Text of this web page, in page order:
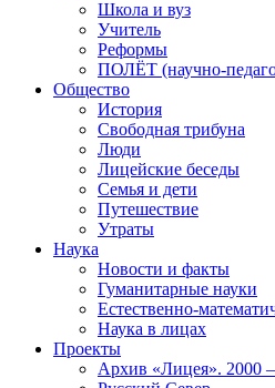
Школа и вуз
Учитель
Реформы
ПОЛЁТ (научно-
Общество
История
Свободная трибуна
Люди
Лицейские беседы
Семья и дети
Путешествие
Утраты
Наука
Новости и факты
Гуманитарные науки
Естественно-
Наука в лицах
Проекты
Архив «Лицея». 2000